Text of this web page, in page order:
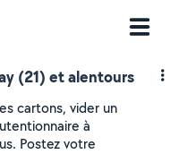
(21) et alentours
cartons, vider un
à
Postez votre